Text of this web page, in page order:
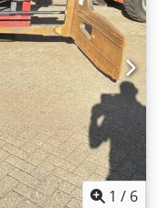
Type: 6 PZM 930
930Ah - └ Accu
- └ Trog breedte
x 2800mm (l x b
[st.]: 1
prijs is exclusief
ondernemers
in de industriële
1 / 6